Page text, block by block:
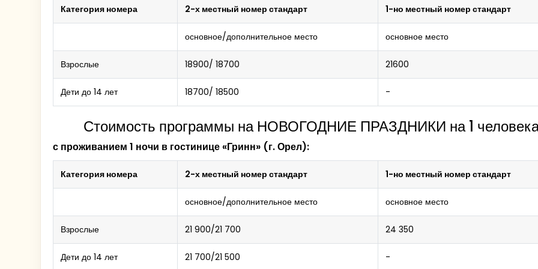
Декорацией нашей увлекательной экскурсии станет Спасское-Лутовиново.
Экскурсия в Мемориальный дом Спасского-Лутовиново
Легендарный бренд Белева - знаменитая белевская пастила! Ароматная и вкусная экскурсия в
в музей Белевской пастилы с мастер-классом по пастиле и сладкой дегустацией.
А еще освоим тонкости рецептуры на
Категория номера 2-х местный номер стандарт 1-но местный номер стандарт
основное/дополнительное место основное место
Взрослые 18900/ 18700 21600
Дети до 14 лет 18700/ 18500 -
Стоимость программы на НОВОГОДНИЕ ПРАЗДНИКИ на 1
с проживанием 1 ночи в гостинице «Гринн» (г. Орел):
Категория номера 2-х местный номер стандарт 1-но местный номер стандарт
основное/дополнительное место основное место
Взрослые 21 900/21 700 24 350
Дети до 14 лет 21 700/21 500 -